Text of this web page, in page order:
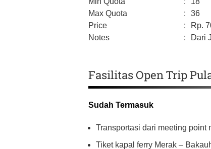
Max Quota
:
36
Price
: Rp.
Notes
: Dari
Fasilitas Open Trip
Sudah Termasuk
Transportasi dari meeting point
Tiket kapal ferry Merak –